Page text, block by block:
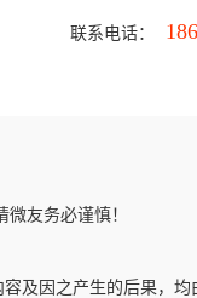
联系电话：
友务必谨慎！
及因之产生的后果，均